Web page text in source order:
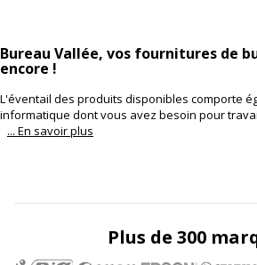
Bureau Vallée, vos fournitures de
encore !
L'éventail des produits disponibles comporte
informatique dont vous avez besoin pour
... En savoir plus
Plus de 300